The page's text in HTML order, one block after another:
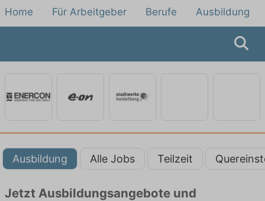
Home Für Arbeitgeber Berufe Ausbildung
Ausbildung Alle Jobs Teilzeit
Jetzt Ausbildungsangebote und